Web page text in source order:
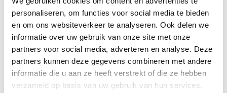
personaliseren, om functies voor social media te bieden
en om ons websiteverkeer te analyseren. Ook delen we
informatie over uw gebruik van onze site met onze
partners voor social media, adverteren en analyse. Deze
partners kunnen deze gegevens combineren met andere
informatie die u aan ze heeft verstrekt of die ze hebben
verzameld op basis van uw gebruik van hun services.
+15 years experience
8.8 from ourreviews
Facebook Instagram